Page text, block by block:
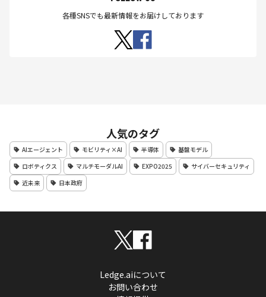
各種SNSでも最新情報をお届けしております
人気のタグ
AIエージェント モビリティ×AI 半導体
基盤モデル
ロボティクス
マルチモーダルAI EXPO2025
サイバーセキュリティ
近未来
日本政府
Ledge.aiについて
お問い合わせ